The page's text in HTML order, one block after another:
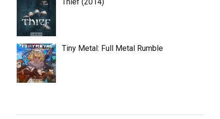
Tiny Metal: Full Metal Rumble